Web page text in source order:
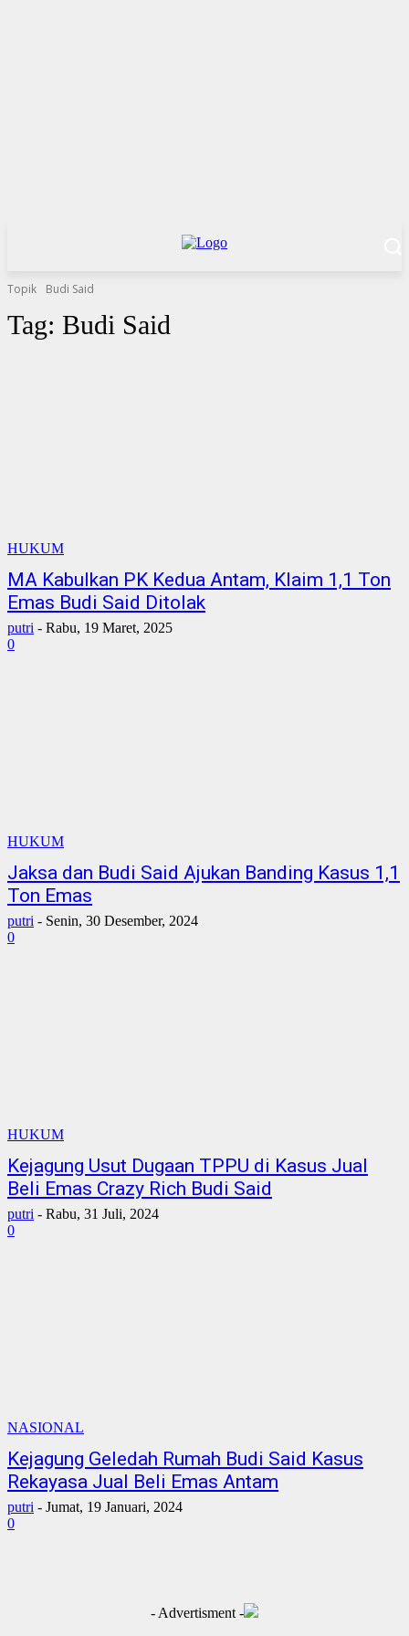
Topik Budi Said
Tag: Budi Said
HUKUM
MA Kabulkan PK Kedua Antam, Klaim 1,1 Ton
Emas Budi Said Ditolak
putri - Rabu, 19 Maret, 2025
0
HUKUM
Jaksa dan Budi Said Ajukan Banding Kasus 1,1
Ton Emas
putri - Senin, 30 Desember, 2024
0
HUKUM
Kejagung Usut Dugaan TPPU di Kasus Jual
Beli Emas Crazy Rich Budi Said
putri - Rabu, 31 Juli, 2024
0
NASIONAL
Kejagung Geledah Rumah Budi Said Kasus
Rekayasa Jual Beli Emas Antam
putri - Jumat, 19 Januari, 2024
0
- Advertisment -